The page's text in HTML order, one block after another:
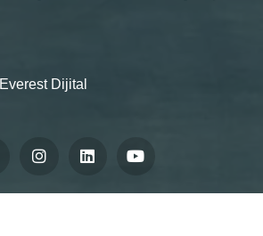
Everest Dijital